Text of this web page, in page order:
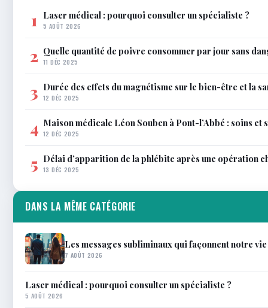
1 Laser médical : pourquoi consulter un spécialiste ?
5 AOÛT 2026
2 Quelle quantité de poivre consommer par jour sans
11 DÉC 2025
3 Durée des effets du magnétisme sur le bien-être et la
12 DÉC 2025
4 Maison médicale Léon Souben à Pont-l’Abbé : soins et
12 DÉC 2025
5 Délai d’apparition de la phlébite après une opération
13 DÉC 2025
DANS LA MÊME CATÉGORIE
Les messages subliminaux qui façonnent notre vie
7 AOÛT 2026
Laser médical : pourquoi consulter un spécialiste ?
5 AOÛT 2026